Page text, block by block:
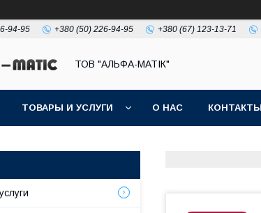
94-95 +380 (50) 226-94-95 +380 (67) 123-13-71
ТОВ "АЛЬФА-МАТІК"
ТОВАРЫ И УСЛУГИ О НАС КОНТАКТЫ